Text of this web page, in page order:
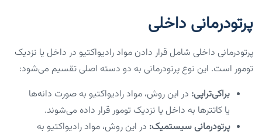
پرتودرمانی داخلی
پرتودرمانی داخلی شامل قرار دادن مواد رادیواکتیو در داخل یا نزدیک
تومور است. این نوع پرتودرمانی به دو دسته اصلی تقسیم می‌شود:
براکی‌تراپی: در این روش، مواد رادیواکتیو به صورت دانه‌ها
یا کاتترها به داخل یا نزدیک تومور قرار داده می‌شوند.
پرتودرمانی سیستمیک: در این روش، مواد رادیواکتیو به